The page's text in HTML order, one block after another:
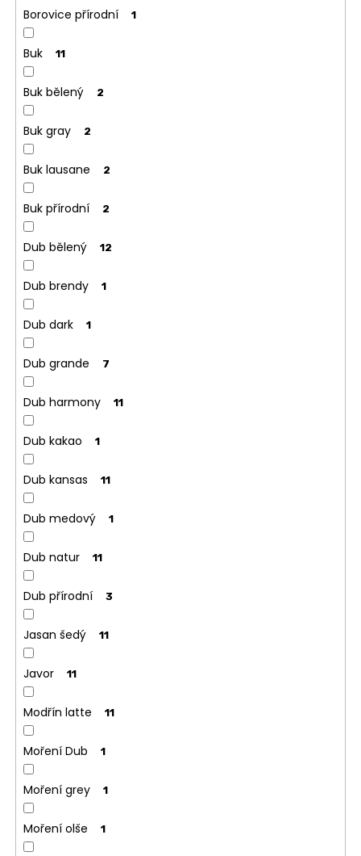
Borovice přírodní 1
Buk 11
Buk bělený 2
Buk gray 2
Buk lausane 2
Buk přírodní 2
Dub bělený 12
Dub brendy 1
Dub dark 1
Dub grande 7
Dub harmony 11
Dub kakao 1
Dub kansas 11
Dub medový 1
Dub natur 11
Dub přírodní 3
Jasan šedý 11
Javor 11
Modřín latte 11
Moření Dub 1
Moření grey 1
Moření olše 1